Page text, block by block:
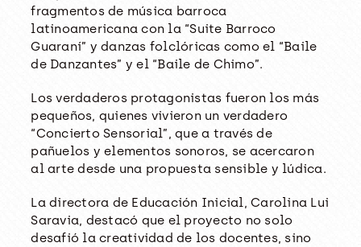
fragmentos de música barroca
latinoamericana con la “Suite Barroco
Guaraní” y danzas folclóricas como el “Baile
de Danzantes” y el “Baile de Chimo”.
Los verdaderos protagonistas fueron los más
pequeños, quienes vivieron un verdadero
“Concierto Sensorial”, que a través de
pañuelos y elementos sonoros, se acercaron
al arte desde una propuesta sensible y lúdica.
La directora de Educación Inicial, Carolina Lui
Saravia, destacó que el proyecto no solo
desafió la creatividad de los docentes, sino